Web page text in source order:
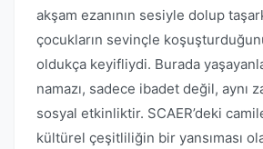
akşam ezanının sesiyle dolup
çocukların sevinçle
oldukça keyifliydi. Burada
namazı, sadece ibadet değil, aynı
sosyal etkinliktir. SCAER’deki
kültürel çeşitliliğin bir yansıması